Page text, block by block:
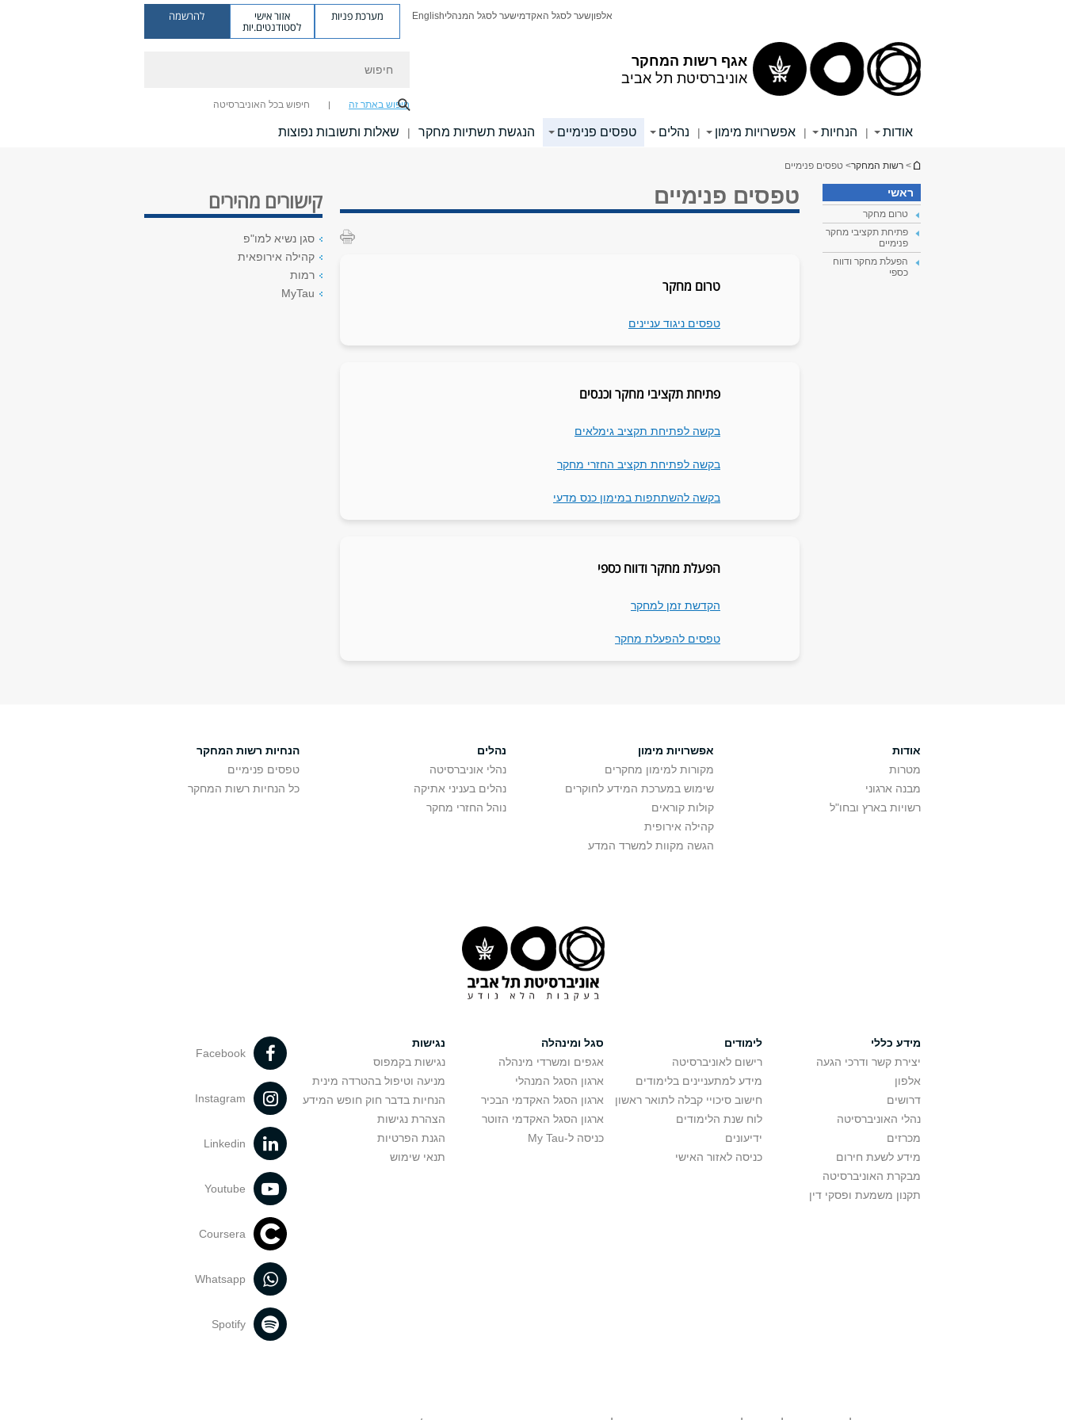
אגף רשות המחקר
אוניברסיטת תל אביב
אלפוןשער לסגל האקדמישער לסגל המנהליEnglish מערכת פניות אזור אישי
לסטודנטים.יות
להרשמה
חיפוש באתר זה חיפוש בכל האוניברסיטה
אודות | הנחיות | אפשרויות מימון | נהלים טפסים פנימיים הנגשת תשתיות מחקר | שאלות ותשובות נפוצות
הינך נמצא כאן
> רשות המחקר> טפסים פנימיים
ראשי
טרום מחקר
פתיחת תקציבי מחקר
פנימיים
הפעלת מחקר ודווח
כספי
טפסים פנימיים
טרום מחקר
טפסים ניגוד עניינים
פתיחת תקציבי מחקר וכנסים
בקשה לפתיחת תקציב גימלאים
בקשה לפתיחת תקציב החזרי מחקר
בקשה להשתתפות במימון כנס מדעי
הפעלת מחקר ודווח כספי
הקדשת זמן למחקר
טפסים להפעלת מחקר
קישורים מהירים
סגן נשיא למו"פ
קהילה אירופאית
רמות
MyTau
אודות
מטרות
מבנה ארגוני
רשויות בארץ ובחו"ל
אפשרויות מימון
מקורות למימון מחקרים
שימוש במערכת המידע לחוקרים
קולות קוראים
קהילה אירופית
הגשה מקוות למשרד המדע
נהלים
נהלי אוניברסיטה
נהלים בעניני אתיקה
נוהל החזרי מחקר
הנחיות רשות המחקר
טפסים פנימיים
כל הנחיות רשות המחקר
מידע כללי
יצירת קשר ודרכי הגעה
אלפון
דרושים
נהלי האוניברסיטה
מכרזים
מידע לשעת חירום
מבקרת האוניברסיטה
תקנון משמעת ופסקי דין
לימודים
רישום לאוניברסיטה
מידע למתעניינים בלימודים
חישוב סיכויי קבלה לתואר ראשון
לוח שנת הלימודים
ידיעונים
כניסה לאזור האישי
סגל ומינהלה
אגפים ומשרדי מינהלה
ארגון הסגל המנהלי
ארגון הסגל האקדמי הבכיר
ארגון הסגל האקדמי הזוטר
כניסה ל-My Tau
נגישות
נגישות בקמפוס
מניעה וטיפול בהטרדה מינית
הנחיות בדבר חוק חופש המידע
הצהרת נגישות
הגנת הפרטיות
תנאי שימוש
Facebook
Instagram
Linkedin
Youtube
Coursera
Whatsapp
Spotify